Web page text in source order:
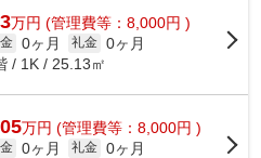
万円 (管理費等：8,000円 )
0ヶ月 礼金 0ヶ月
/ 1K / 25.13㎡
万円 (管理費等：8,000円 )
0ヶ月 礼金 0ヶ月